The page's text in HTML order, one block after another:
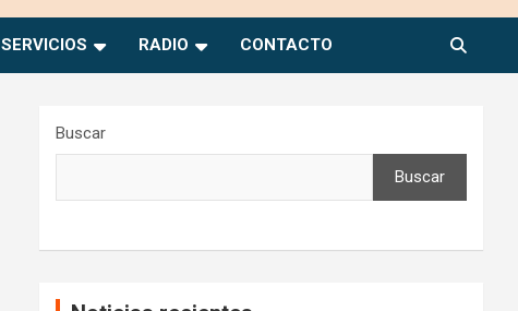
SERVICIOS RADIO CONTACTO
Buscar
Buscar